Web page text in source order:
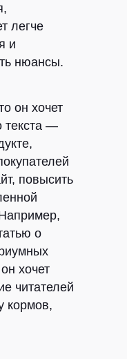
легче
и
нюансы.
он хочет
текста —
повысить
о
хочет
читателей
кормов,